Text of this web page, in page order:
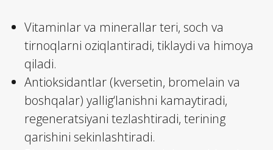
Vitaminlar va minerallar teri, soch va
tirnoqlarni oziqlantiradi, tiklaydi va himoya
qiladi.
Antioksidantlar (kversetin, bromelain va
boshqalar) yallig‘lanishni kamaytiradi,
regeneratsiyani tezlashtiradi, terining
qarishini sekinlashtiradi.